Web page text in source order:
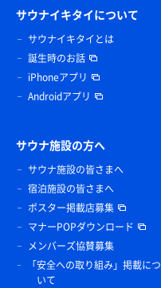
サウナイキタイについて
サウナイキタイとは
誕生時のお話
iPhoneアプリ
Androidアプリ
サウナ施設の方へ
サウナ施設の皆さまへ
宿泊施設の皆さまへ
ポスター掲載店募集
マナーPOPダウンロード
メンバーズ協賛募集
「安全への取り組み」掲載につ
いて